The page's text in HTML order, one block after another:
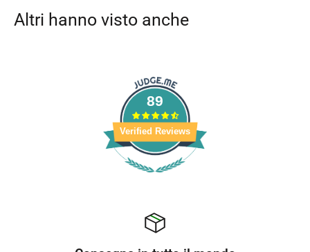
Altri hanno visto anche
89
Verified Reviews